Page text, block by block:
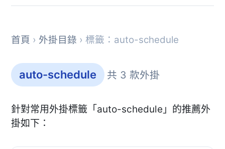
首頁 › 外掛目錄 › 標籤：auto-schedule
auto-schedule 共 3 款外掛
針對常用外掛標籤「auto-schedule」的推薦外
掛如下：